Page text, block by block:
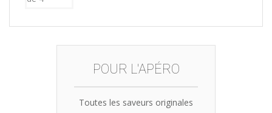
POUR L'APÉRO
Toutes les saveurs originales